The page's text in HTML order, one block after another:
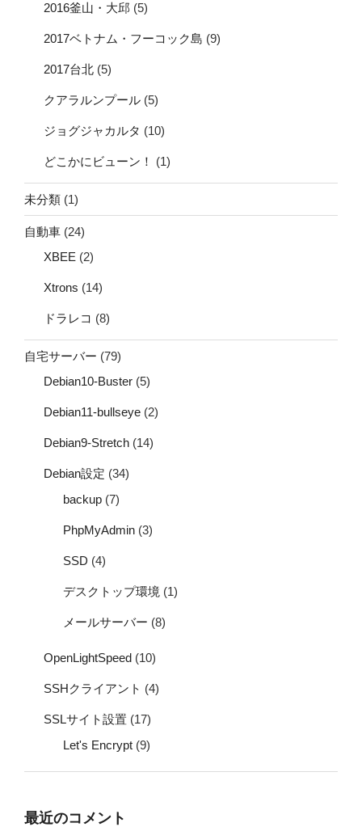
2016釜山・大邱 (5)
2017ベトナム・フーコック島 (9)
2017台北 (5)
クアラルンプール (5)
ジョグジャカルタ (10)
どこかにビューン！ (1)
未分類 (1)
自動車 (24)
XBEE (2)
Xtrons (14)
ドラレコ (8)
自宅サーバー (79)
Debian10-Buster (5)
Debian11-bullseye (2)
Debian9-Stretch (14)
Debian設定 (34)
backup (7)
PhpMyAdmin (3)
SSD (4)
デスクトップ環境 (1)
メールサーバー (8)
OpenLightSpeed (10)
SSHクライアント (4)
SSLサイト設置 (17)
Let's Encrypt (9)
最近のコメント